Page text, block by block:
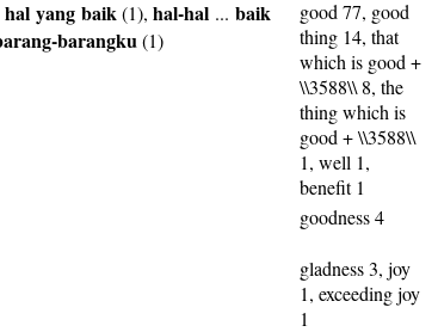
hal yang baik(1), hal-hal ... baik
barangku(1)
good 77, good
thing 14, that
which is good +
\\3588\\ 8, the
thing which is
good + \\3588\\
1, well 1,
benefit 1
goodness 4
gladness 3, joy
1, exceeding joy
1